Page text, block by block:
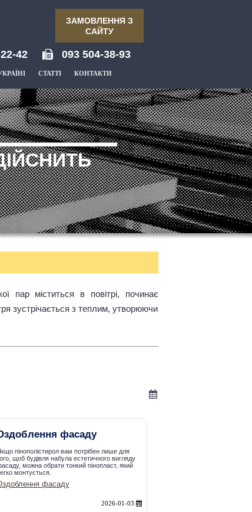
ЗАМОВЛЕННЯ З
САЙТУ
42 093 504-38-93
СТАТТІ КОНТАКТИ
пар міститься в повітрі, починає
зустрічається з теплим, утворюючи
фасаду
пінополістирол вам потрібен лише для
щоб будівля набула естетичного вигляду
можна обрати тонкий пінопласт, який
монтується.
фасаду
2026-01-03